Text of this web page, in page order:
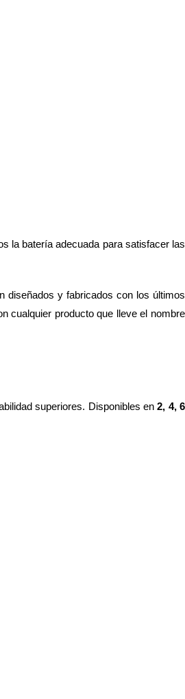
la batería adecuada para satisfacer las
diseñados y fabricados con los últimos
cualquier producto que lleve el nombre
superiores. Disponibles en 2, 4, 6